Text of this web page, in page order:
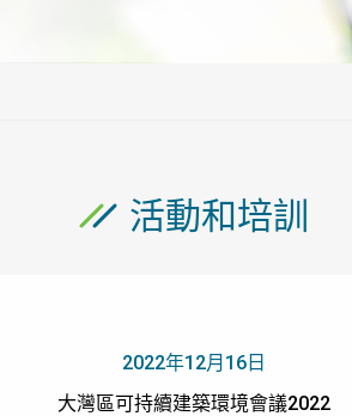
活動和培訓
2022年12月16日
大灣區可持續建築環境會議2022